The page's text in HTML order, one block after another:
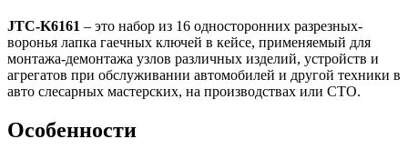
JTC-K6161 – это набор из 16 односторонних разрезных-
воронья лапка гаечных ключей в кейсе, применяемый для
монтажа-демонтажа узлов различных изделий, устройств и
агрегатов при обслуживании автомобилей и другой техники в
авто слесарных мастерских, на производствах или СТО.
Особенности